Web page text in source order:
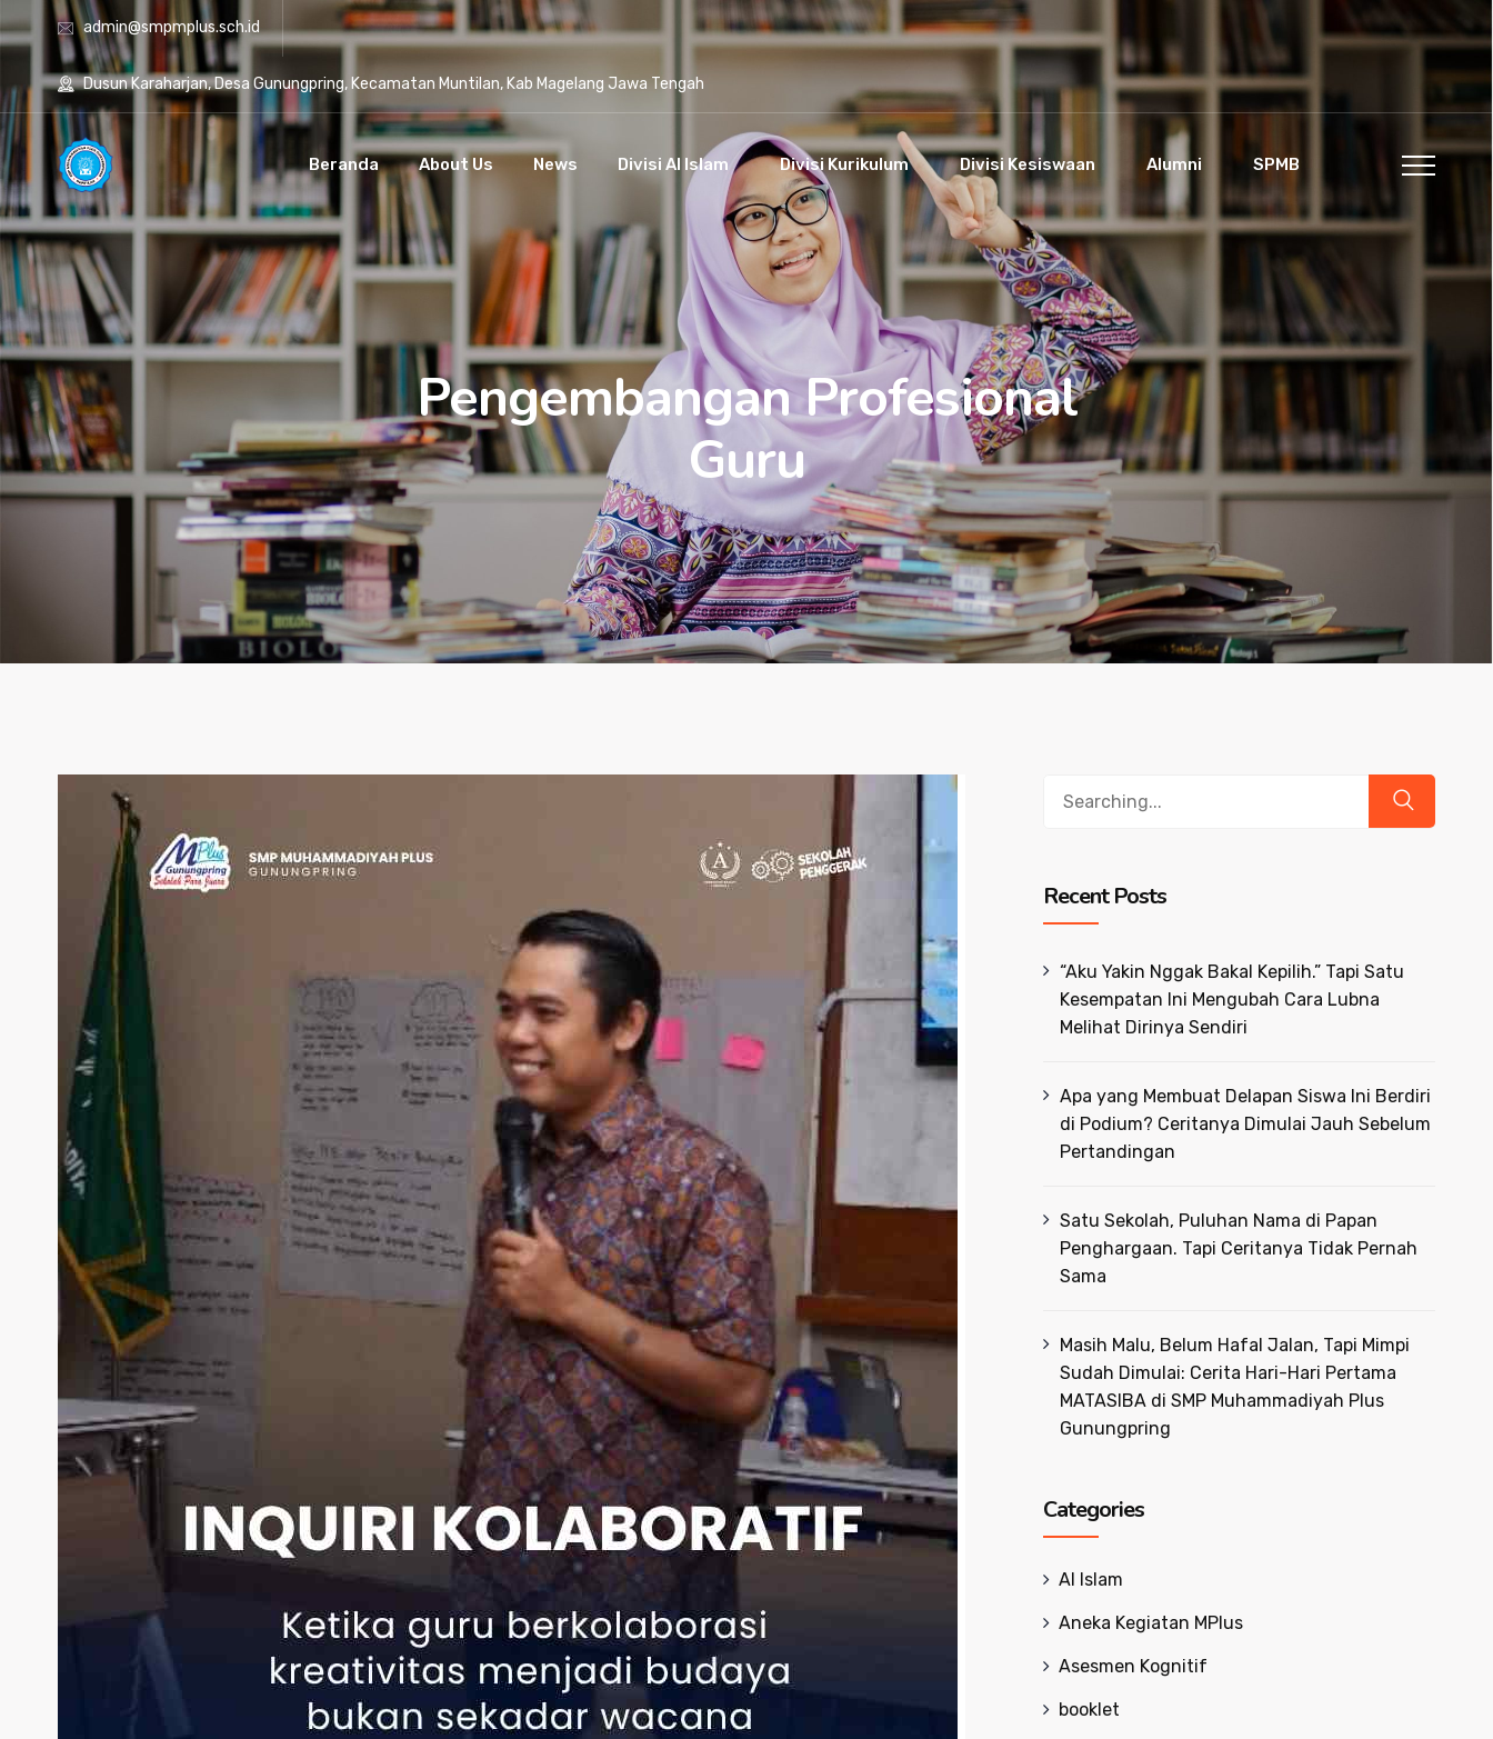
admin@smpmplus.sch.id
Dusun Karaharjan, Desa Gunungpring, Kecamatan Muntilan, Kab Magelang Jawa Tengah
Beranda About Us News Divisi Al Islam Divisi Kurikulum Divisi Kesiswaan Alumni SPMB
Pengembangan Profesional
Guru
Recent Posts
“Aku Yakin Nggak Bakal Kepilih.” Tapi Satu
Kesempatan Ini Mengubah Cara Lubna
Melihat Dirinya Sendiri
Apa yang Membuat Delapan Siswa Ini Berdiri
di Podium? Ceritanya Dimulai Jauh Sebelum
Pertandingan
Satu Sekolah, Puluhan Nama di Papan
Penghargaan. Tapi Ceritanya Tidak Pernah
Sama
Masih Malu, Belum Hafal Jalan, Tapi Mimpi
Sudah Dimulai: Cerita Hari-Hari Pertama
MATASIBA di SMP Muhammadiyah Plus
Gunungpring
Categories
Al Islam
Aneka Kegiatan MPlus
Asesmen Kognitif
booklet